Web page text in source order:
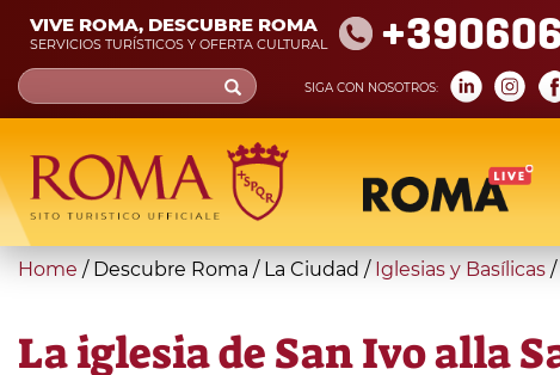
Skip
main
content
VIVE ROMA, DESCUBRE ROMA
SERVICIOS TURÍSTICOS Y OFERTA CULTURAL
SIGA CON NOSOTROS:
Search
form
Búsqueda
You
here
Home / Descubre Roma / La Ciudad / Iglesias y Basílicas /
La iglesia de San Ivo alla